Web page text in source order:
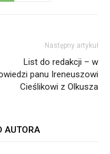
Następny artykuł
List do redakcji – w
panu Ireneuszowi
Cieślikowi z Olkusza
AUTORA